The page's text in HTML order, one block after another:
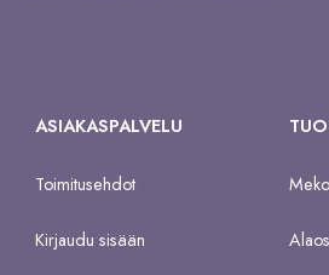
ASIAKASPALVELU
Toimitusehdot
Kirjaudu sisään